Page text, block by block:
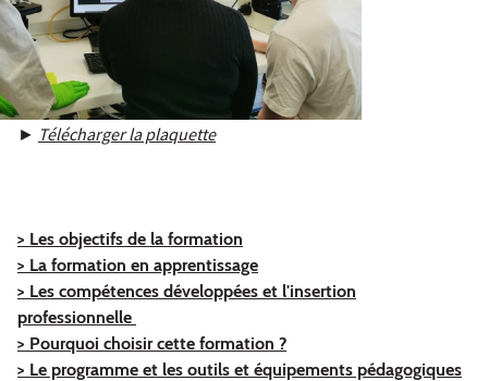
► Télécharger la plaquette
> Les objectifs de la formation
> La formation en apprentissage
> Les compétences développées et l'insertion
professionnelle
> Pourquoi choisir cette formation ?
> Le programme et les outils et équipements pédagogiques